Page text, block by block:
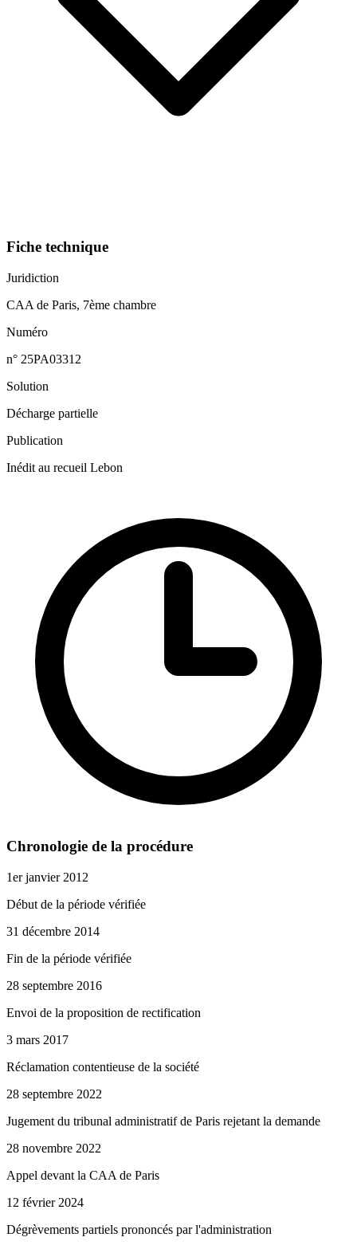
Fiche technique
Juridiction
CAA de Paris, 7ème chambre
Numéro
n° 25PA03312
Solution
Décharge partielle
Publication
Inédit au recueil Lebon
Chronologie de la procédure
1er janvier 2012
Début de la période vérifiée
31 décembre 2014
Fin de la période vérifiée
28 septembre 2016
Envoi de la proposition de rectification
3 mars 2017
Réclamation contentieuse de la société
28 septembre 2022
Jugement du tribunal administratif de Paris rejetant la demande
28 novembre 2022
Appel devant la CAA de Paris
12 février 2024
Dégrèvements partiels prononcés par l'administration